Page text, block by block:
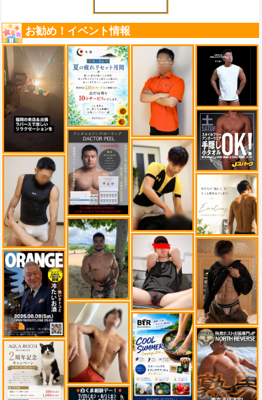
お勧め！イベント情報